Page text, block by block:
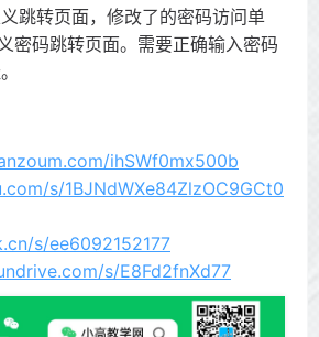
跳转页面，修改了的密码访问单
密码跳转页面。需要正确输入密码
ihSWf0mx500b
s/1BJNdWXe84ZlzOC9GCt0
s/ee6092152177
s/E8Fd2fnXd77